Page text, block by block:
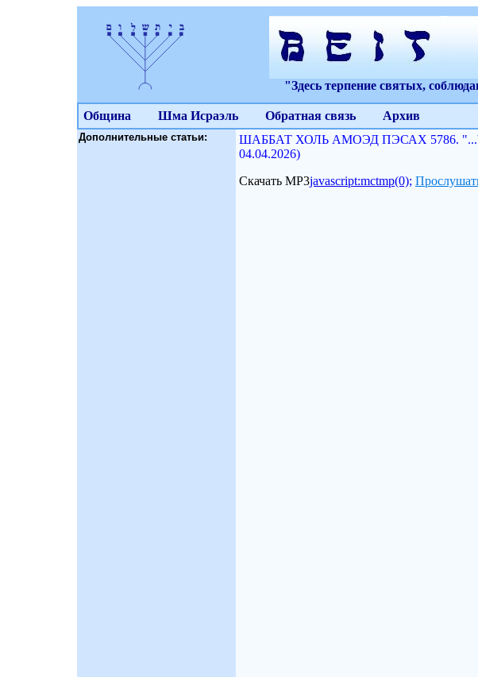
"Здесь терпение святых,
Община Шма Исраэль Обратная связь Архив
Дополнительные статьи:
ШАББАТ ХОЛЬ АМОЭД ПЭСАХ 5786.
04.04.2026)
Скачать МР3javascript:mctmp(0);